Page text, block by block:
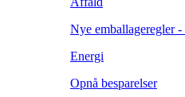
Nye emballageregler
Energi
Opnå besparelser